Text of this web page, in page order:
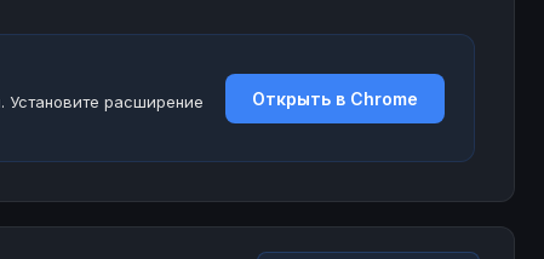
Установите расширение
Открыть в Chrome